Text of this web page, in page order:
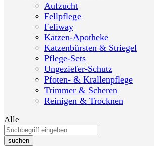
Aufzucht
Fellpflege
Feliway
Katzen-Apotheke
Katzenbürsten & Striegel
Pflege-Sets
Ungeziefer-Schutz
Pfoten- & Krallenpflege
Trimmer & Scheren
Reinigen & Trocknen
Alle
suchen